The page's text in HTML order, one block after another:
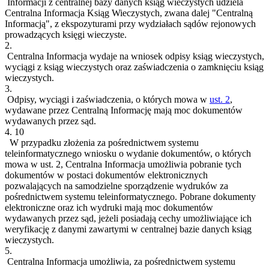
Informacji z centralnej bazy danych ksiąg wieczystych udziela
Centralna Informacja Ksiąg Wieczystych, zwana dalej "Centralną
Informacją", z ekspozyturami przy wydziałach sądów rejonowych
prowadzących księgi wieczyste.
2.
Centralna Informacja wydaje na wniosek odpisy ksiąg wieczystych,
wyciągi z ksiąg wieczystych oraz zaświadczenia o zamknięciu ksiąg
wieczystych.
3.
Odpisy, wyciągi i zaświadczenia, o których mowa w ust. 2,
wydawane przez Centralną Informację mają moc dokumentów
wydawanych przez sąd.
4. 10
W przypadku złożenia za pośrednictwem systemu
teleinformatycznego wniosku o wydanie dokumentów, o których
mowa w ust. 2, Centralna Informacja umożliwia pobranie tych
dokumentów w postaci dokumentów elektronicznych
pozwalających na samodzielne sporządzenie wydruków za
pośrednictwem systemu teleinformatycznego. Pobrane dokumenty
elektroniczne oraz ich wydruki mają moc dokumentów
wydawanych przez sąd, jeżeli posiadają cechy umożliwiające ich
weryfikację z danymi zawartymi w centralnej bazie danych ksiąg
wieczystych.
5.
Centralna Informacja umożliwia, za pośrednictwem systemu